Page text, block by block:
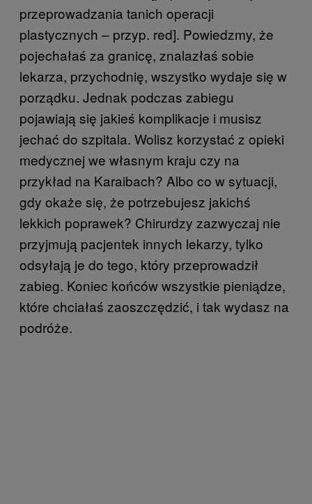
przeprowadzania tanich operacji
plastycznych – przyp. red]. Powiedzmy, że
pojechałaś za granicę, znalazłaś sobie
lekarza, przychodnię, wszystko wydaje się w
porządku. Jednak podczas zabiegu
pojawiają się jakieś komplikacje i musisz
jechać do szpitala. Wolisz korzystać z opieki
medycznej we własnym kraju czy na
przykład na Karaibach? Albo co w sytuacji,
gdy okaże się, że potrzebujesz jakichś
lekkich poprawek? Chirurdzy zazwyczaj nie
przyjmują pacjentek innych lekarzy, tylko
odsyłają je do tego, który przeprowadził
zabieg. Koniec końców wszystkie pieniądze,
które chciałaś zaoszczędzić, i tak wydasz na
podróże.